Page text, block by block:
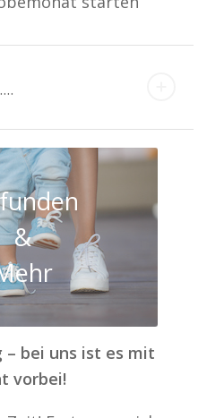
&
bei uns ist es mit
vorbei!